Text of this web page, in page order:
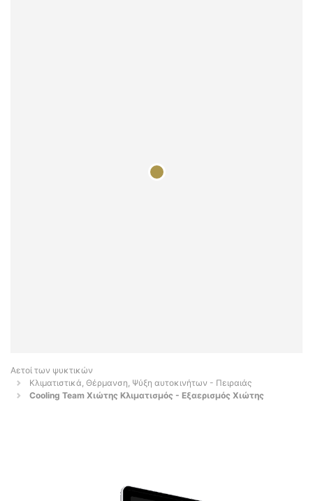
Αετοί των ψυκτικών
Κλιματιστικά, Θέρμανση, Ψύξη αυτοκινήτων - Πειραιάς
Cooling Team Xιώτης Κλιματισμός - Εξαερισμός Χιώτης